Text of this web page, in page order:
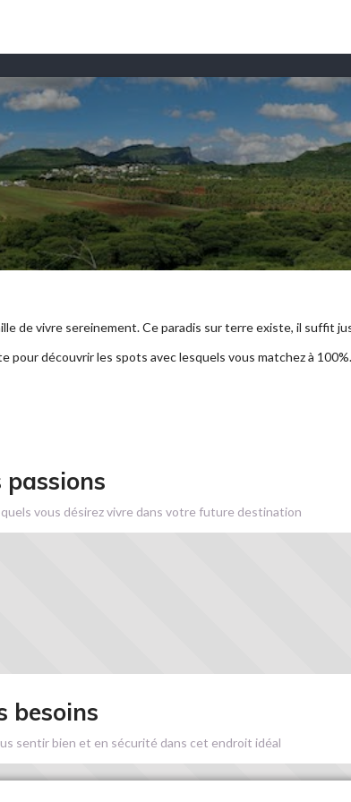
de vivre sereinement. Ce paradis sur terre existe, il suffit
pour découvrir les spots avec lesquels vous matchez à 100%.
passions
vous désirez vivre dans votre future destination
besoins
sentir bien et en sécurité dans cet endroit idéal